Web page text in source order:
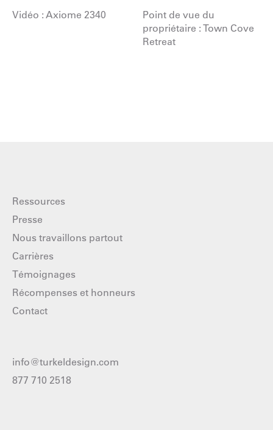
Vidéo : Axiome 2340
Point de vue du
propriétaire : Town Cove
Retreat
Ressources
Presse
Nous travaillons partout
Carrières
Témoignages
Récompenses et honneurs
Contact
info@turkeldesign.com
877 710 2518